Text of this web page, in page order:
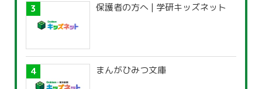
保護者の方へ | 学研キッズネット
まんがひみつ文庫